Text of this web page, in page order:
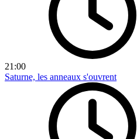
21:00
Saturne, les anneaux s'ouvrent